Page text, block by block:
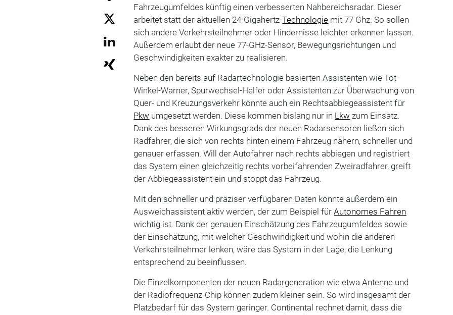
Fahrzeugumfeldes künftig einen verbesserten Nahbereichsradar. Dieser
arbeitet statt der aktuellen 24-Gigahertz-Technologie mit 77 Ghz. So sollen
sich andere Verkehrsteilnehmer oder Hindernisse leichter erkennen lassen.
Außerdem erlaubt der neue 77-GHz-Sensor, Bewegungsrichtungen und
Geschwindigkeiten exakter zu realisieren.
Neben den bereits auf Radartechnologie basierten Assistenten wie Tot-
Winkel-Warner, Spurwechsel-Helfer oder Assistenten zur Überwachung von
Quer- und Kreuzungsverkehr könnte auch ein Rechtsabbiegeassistent für
Pkw umgesetzt werden. Diese kommen bislang nur in Lkw zum Einsatz.
Dank des besseren Wirkungsgrads der neuen Radarsensoren ließen sich
Radfahrer, die sich von rechts hinten einem Fahrzeug nähern, schneller und
genauer erfassen. Will der Autofahrer nach rechts abbiegen und registriert
das System einen gleichzeitig rechts vorbeifahrenden Zweiradfahrer, greift
der Abbiegeassistent ein und stoppt das Fahrzeug.
Mit den schneller und präziser verfügbaren Daten könnte außerdem ein
Ausweichassistent aktiv werden, der zum Beispiel fürAutonomes Fahren
wichtig ist. Dank der genauen Einschätzung des Fahrzeugumfeldes sowie
der Einschätzung, mit welcher Geschwindigkeit und wohin die anderen
Verkehrsteilnehmer lenken, wäre das System in der Lage, die Lenkung
entsprechend zu beeinflussen.
Die Einzelkomponenten der neuen Radargeneration wie etwa Antenne und
der Radiofrequenz-Chip können zudem kleiner sein. So wird insgesamt der
Platzbedarf für das System geringer. Continental rechnet damit, dass die